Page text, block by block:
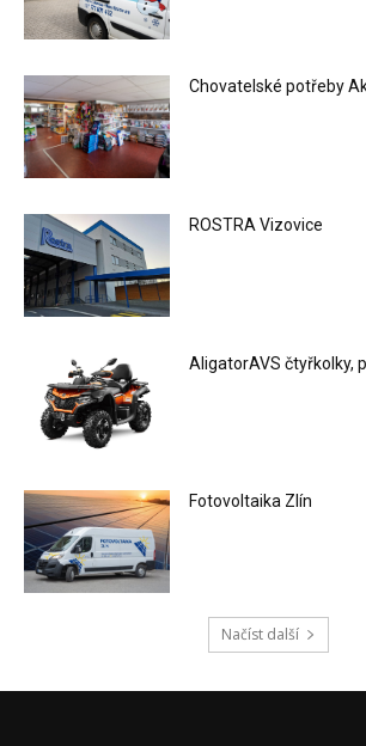
Chovatelské potřeby
ROSTRA Vizovice
AligatorAVS čtyřkolky,
Fotovoltaika Zlín
Načíst další